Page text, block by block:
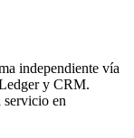
independiente vía
y CRM.
servicio en